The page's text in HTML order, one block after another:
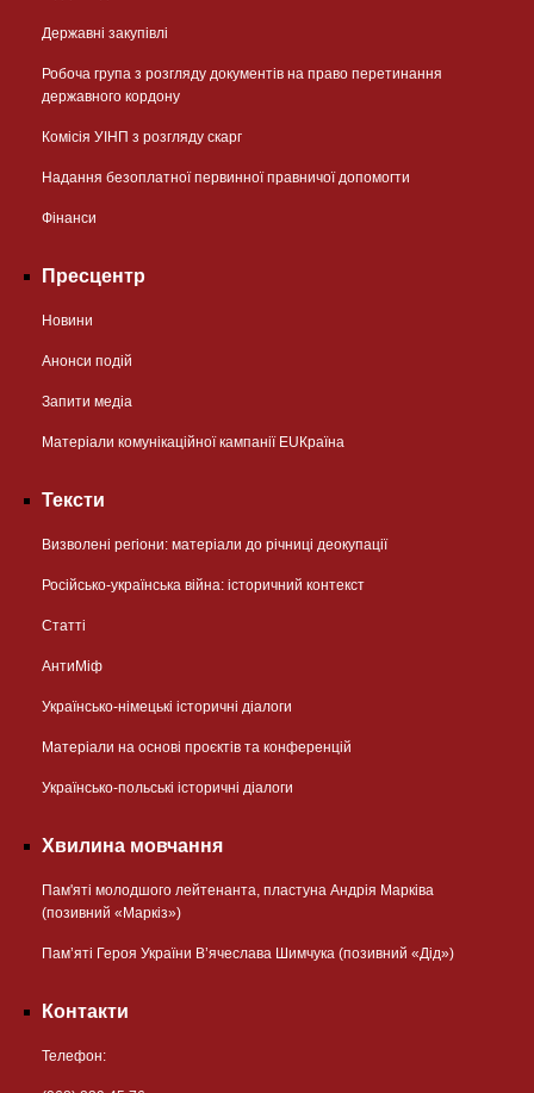
Державні закупівлі
Робоча група з розгляду документів на право перетинання
державного кордону
Комісія УІНП з розгляду скарг
Надання безоплатної первинної правничої допомогти
Фінанси
Пресцентр
Новини
Анонси подій
Запити медіа
Матеріали комунікаційної кампанії EUКраїна
Тексти
Визволені регіони: матеріали до річниці деокупації
Російсько-українська війна: історичний контекст
Статті
АнтиМіф
Українсько-німецькі історичні діалоги
Матеріали на основі проєктів та конференцій
Українсько-польські історичні діалоги
Хвилина мовчання
Пам'яті молодшого лейтенанта, пластуна Андрія Марківа
(позивний «Маркіз»)
Пам’яті Героя України В’ячеслава Шимчука (позивний «Дід»)
Контакти
Телефон: